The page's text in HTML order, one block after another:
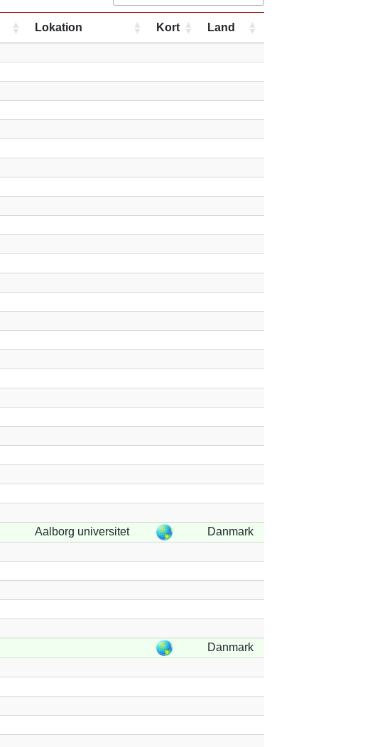
Lokation Kort Land
Aalborg universitet
Danmark
Danmark